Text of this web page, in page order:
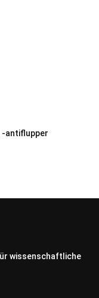
-antiflupper
wissenschaftliche